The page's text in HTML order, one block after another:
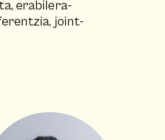
erabilera-
joint-